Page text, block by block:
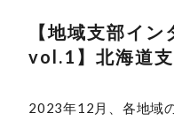
【地域支部イ
vol.1】北海道
2023年12月、各地域